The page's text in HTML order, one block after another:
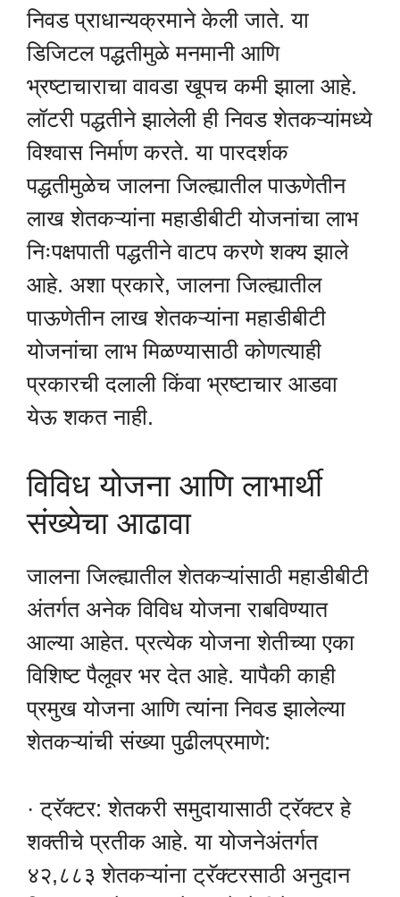
निवड प्राधान्यक्रमाने केली जाते. या
डिजिटल पद्धतीमुळे मनमानी आणि
भ्रष्टाचाराचा वावडा खूपच कमी झाला आहे.
लॉटरी पद्धतीने झालेली ही निवड शेतकऱ्यांमध्ये
विश्वास निर्माण करते. या पारदर्शक
पद्धतीमुळेच जालना जिल्ह्यातील पाऊणेतीन
लाख शेतकऱ्यांना महाडीबीटी योजनांचा लाभ
निःपक्षपाती पद्धतीने वाटप करणे शक्य झाले
आहे. अशा प्रकारे, जालना जिल्ह्यातील
पाऊणेतीन लाख शेतकऱ्यांना महाडीबीटी
योजनांचा लाभ मिळण्यासाठी कोणत्याही
प्रकारची दलाली किंवा भ्रष्टाचार आडवा
येऊ शकत नाही.
विविध योजना आणि लाभार्थी
संख्येचा आढावा
जालना जिल्ह्यातील शेतकऱ्यांसाठी महाडीबीटी
अंतर्गत अनेक विविध योजना राबविण्यात
आल्या आहेत. प्रत्येक योजना शेतीच्या एका
विशिष्ट पैलूवर भर देत आहे. यापैकी काही
प्रमुख योजना आणि त्यांना निवड झालेल्या
शेतकऱ्यांची संख्या पुढीलप्रमाणे:
· ट्रॅक्टर: शेतकरी समुदायासाठी ट्रॅक्टर हे
शक्तीचे प्रतीक आहे. या योजनेअंतर्गत
४२,८८३ शेतकऱ्यांना ट्रॅक्टरसाठी अनुदान